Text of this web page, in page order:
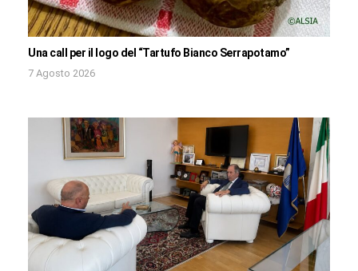
Una call per il logo del “Tartufo Bianco Serrapotamo”
7 Agosto 2026